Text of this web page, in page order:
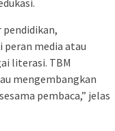
pendidikan,
media atau
literasi. TBM
mengembangkan
pembaca,” jelas